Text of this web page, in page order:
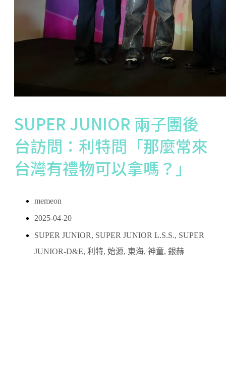
SUPER JUNIOR 兩子團後
台訪問：利特問「那麼常來
台灣有禮物可以拿嗎？」
memeon
2025-04-20
SUPER JUNIOR, SUPER JUNIOR L.S.S., SUPER
JUNIOR-D&E, 利特, 始源, 東海, 神童, 銀赫